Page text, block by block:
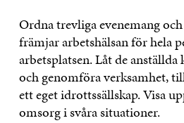
Ordna trevliga evenemang
främjar arbetshälsan för hela
arbetsplatsen. Låt de
och genomföra verksamhet,
ett eget idrottssällskap. Visa
omsorg i svåra situationer.